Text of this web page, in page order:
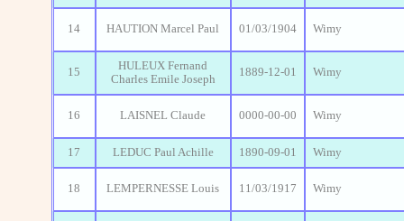
14 HAUTION Marcel Paul 01/03/1904 Wimy
15
HULEUX Fernand
Charles Emile Joseph
1889-12-01 Wimy
16 LAISNEL Claude 0000-00-00 Wimy
17 LEDUC Paul Achille 1890-09-01 Wimy
18 LEMPERNESSE Louis 11/03/1917 Wimy